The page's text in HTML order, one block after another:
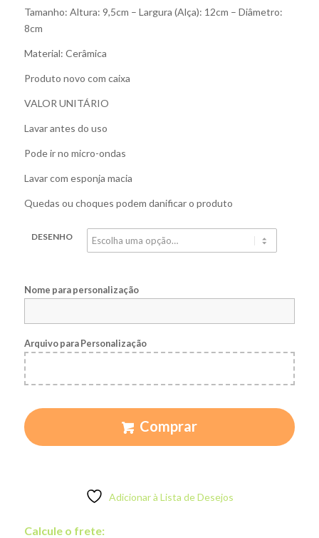
Tamanho: Altura: 9,5cm – Largura (Alça): 12cm – Diâmetro:
8cm
Material: Cerâmica
Produto novo com caixa
VALOR UNITÁRIO
Lavar antes do uso
Pode ir no micro-ondas
Lavar com esponja macia
Quedas ou choques podem danificar o produto
DESENHO
Nome para personalização
Arquivo para Personalização
Comprar
Adicionar à Lista de Desejos
Calcule o frete: